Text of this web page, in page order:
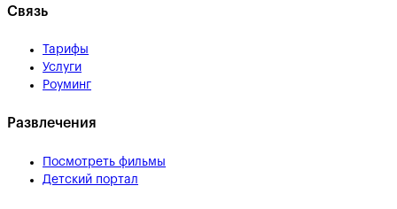
Связь
Тарифы
Услуги
Роуминг
Развлечения
Посмотреть фильмы
Детский портал